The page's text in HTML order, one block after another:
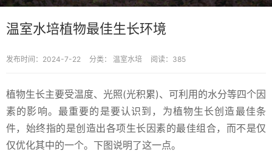
温室水培植物最佳生长环境
发布时间：2024-7-22 分类： 温室水培 阅读：385
植物生长主要受温度、光照(光积累)、可利用的水分等四个因
素的影响。最重要的是要认识到，为植物生长创造最佳条
件，始终指的是创造出各项生长因素的最佳组合，而不是仅
仅优化其中的一个。下图说明了这一点。